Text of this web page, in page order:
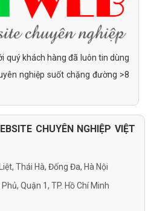
quý khách hàng đã luôn tin dùng
nghiệp suốt chặng đường >8
CHUYÊN NGHIỆP VIỆT
Thái Hà, Đống Đa, Hà Nội
Quận 1, TP. Hồ Chí Minh